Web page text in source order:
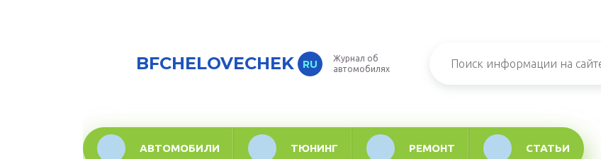
BFCHELOVECHEK RU
Журнал об
автомобилях
АВТОМОБИЛИ ТЮНИНГ РЕМОНТ СТАТЬИ